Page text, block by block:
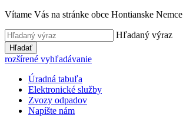
Vítame Vás na stránke obce Hontianske Nemce
Hľadaný výraz
Hľadať
rozšírené vyhľadávanie
Úradná tabuľa
Elektronické služby
Zvozy odpadov
Napíšte nám